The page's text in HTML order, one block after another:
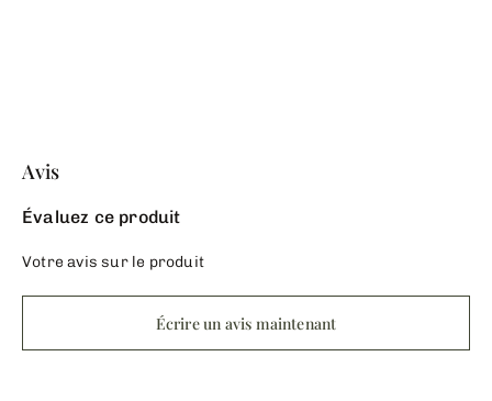
Avis
Évaluez ce produit
Votre avis sur le produit
Écrire un avis maintenant